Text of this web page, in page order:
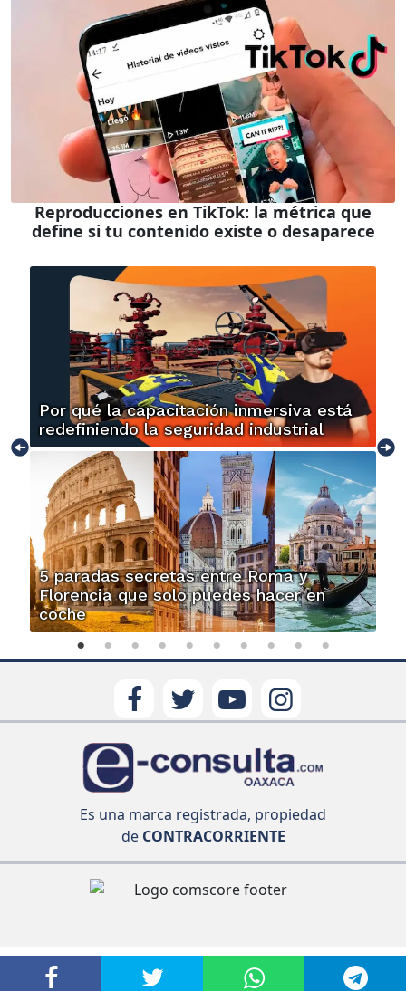
Reproducciones en TikTok: la métrica que
define si tu contenido existe o desaparece
Por qué la capacitación inmersiva está
redefiniendo la seguridad industrial
5 paradas secretas entre Roma y
Florencia que solo puedes hacer en
coche
Es una marca registrada, propiedad
deCONTRACORRIENTE